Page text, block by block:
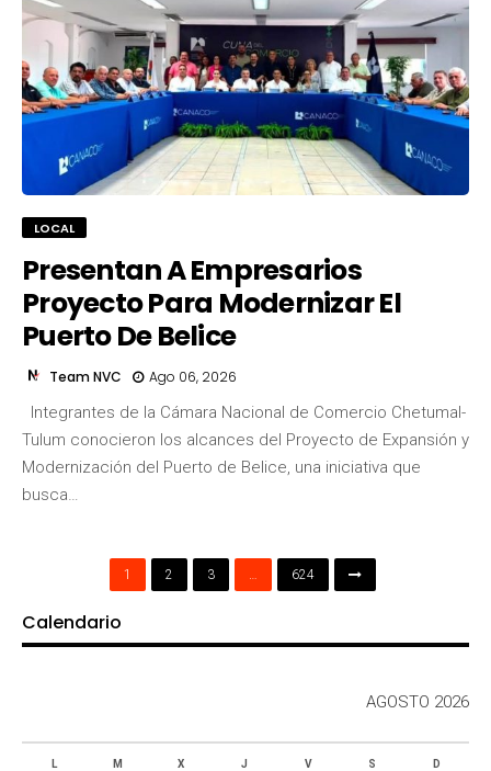
LOCAL
Presentan A Empresarios
Proyecto Para Modernizar El
Puerto De Belice
Team NVC Ago 06, 2026
Integrantes de la Cámara Nacional de Comercio Chetumal-
Tulum conocieron los alcances del Proyecto de Expansión y
Modernización del Puerto de Belice, una iniciativa que
busca…
1 2 3 … 624
Calendario
AGOSTO 2026
L M X J V S D